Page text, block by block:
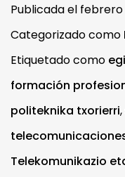
Publicada el febrero
Categorizado como
Etiquetado como
formación
politeknika txorierri,
Telekomunikazio